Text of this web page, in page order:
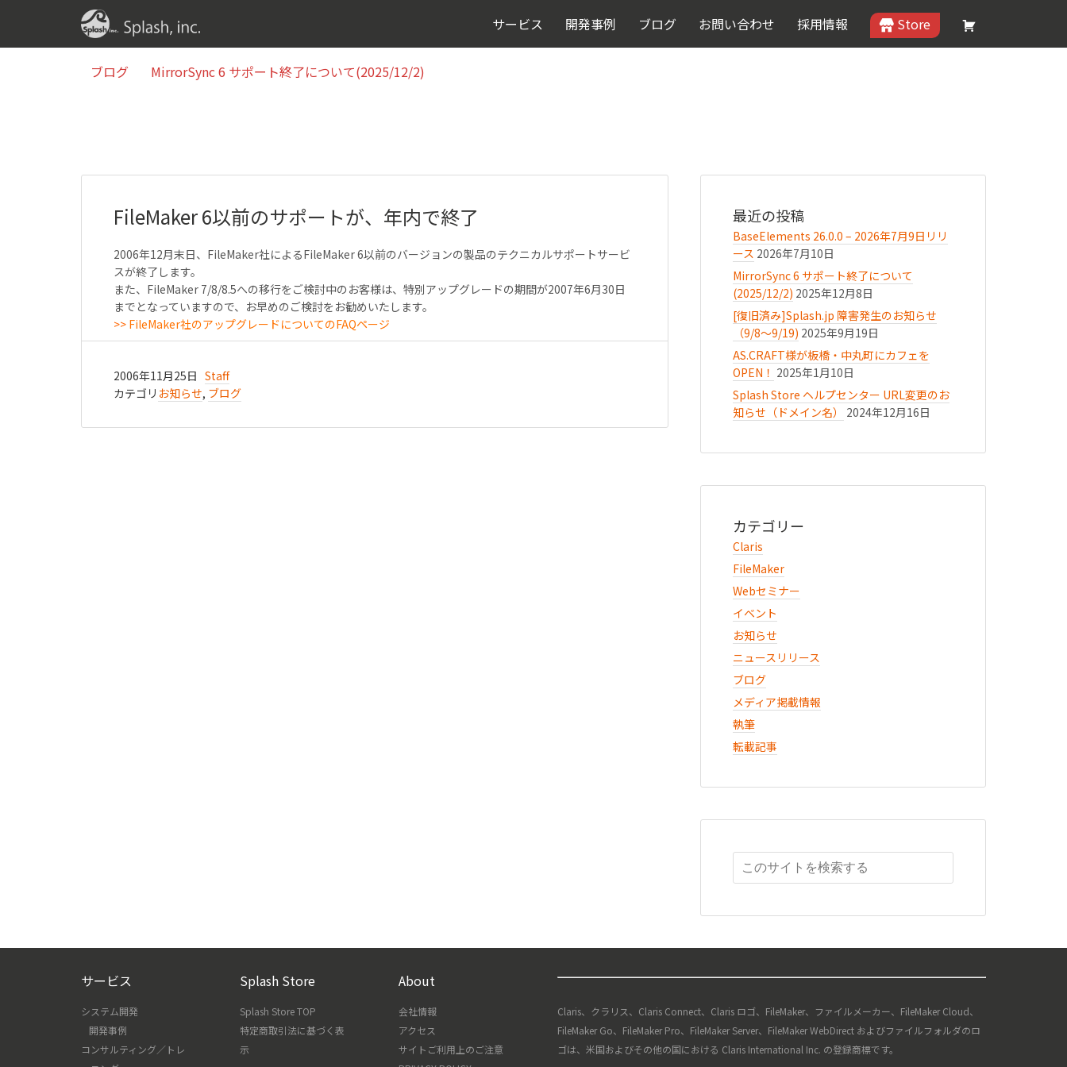
サービス 開発事例 ブログ お問い合わせ 採用情報 Store
ブログ MirrorSync 6 サポート終了について(2025/12/2)
ブログ MirrorSync 6 サポート終了について(2025/12/2)
FileMaker 6以前のサポートが、年内で終了
2006年12月末日、FileMaker社によるFileMaker 6以前のバージョンの製品のテクニカルサポートサービ
スが終了します。
また、FileMaker 7/8/8.5への移行をご検討中のお客様は、特別アップグレードの期間が2007年6月30日
までとなっていますので、お早めのご検討をお勧めいたします。
>> FileMaker社のアップグレードについてのFAQページ
2006年11月25日 Staff
カテゴリ お知らせ, ブログ
最近の投稿
BaseElements 26.0.0 – 2026年7月9日リリ
ース 2026年7月10日
MirrorSync 6 サポート終了について
(2025/12/2) 2025年12月8日
[復旧済み]Splash.jp 障害発生のお知らせ
（9/8〜9/19) 2025年9月19日
AS.CRAFT様が板橋・中丸町にカフェを
OPEN！ 2025年1月10日
Splash Store ヘルプセンター URL変更のお
知らせ（ドメイン名）
2024年12月16日
カテゴリー
Claris
FileMaker
Webセミナー
イベント
お知らせ
ニュースリリース
ブログ
メディア掲載情報
執筆
転載記事
サービス
システム開発
開発事例
コンサルティング／トレ
Splash Store
Splash Store TOP
特定商取引法に基づく表
示
About
会社情報
アクセス
サイトご利用上のご注意
Claris、クラリス、Claris Connect、Claris ロゴ、FileMaker、ファイルメーカー、FileMaker Cloud、
FileMaker Go、FileMaker Pro、FileMaker Server、FileMaker WebDirect およびファイルフォルダのロ
ゴは、米国およびその他の国における Claris International Inc. の登録商標です。